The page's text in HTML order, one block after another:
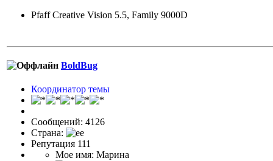
Pfaff Creative Vision 5.5, Family 9000D
BoldBug
Координатор темы
Сообщений: 4126
Страна:
Репутация 111
Мое имя: Марина